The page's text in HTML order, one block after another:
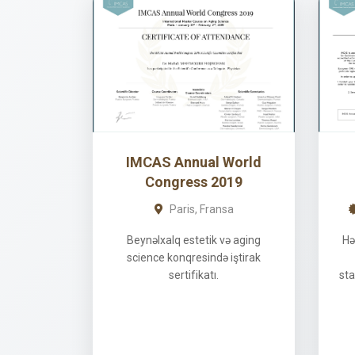
IMCAS Annual World
Congress 2019
Paris, Fransa
Beynəlxalq estetik və aging
science konqresində iştirak
sertifikatı.